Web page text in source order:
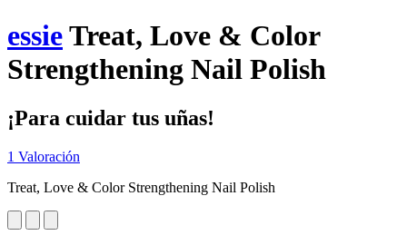
essieTreat, Love & Color
Strengthening Nail Polish
¡Para cuidar tus uñas!
1 Valoración
Treat, Love & Color Strengthening Nail Polish